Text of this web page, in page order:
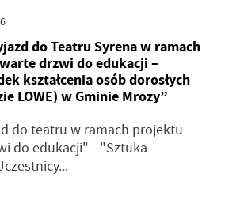
do Teatru Syrena w ramach
drzwi do edukacji –
kształcenia osób dorosłych
LOWE) w Gminie Mrozy”
do teatru w ramach projektu
do edukacji" - "Sztuka